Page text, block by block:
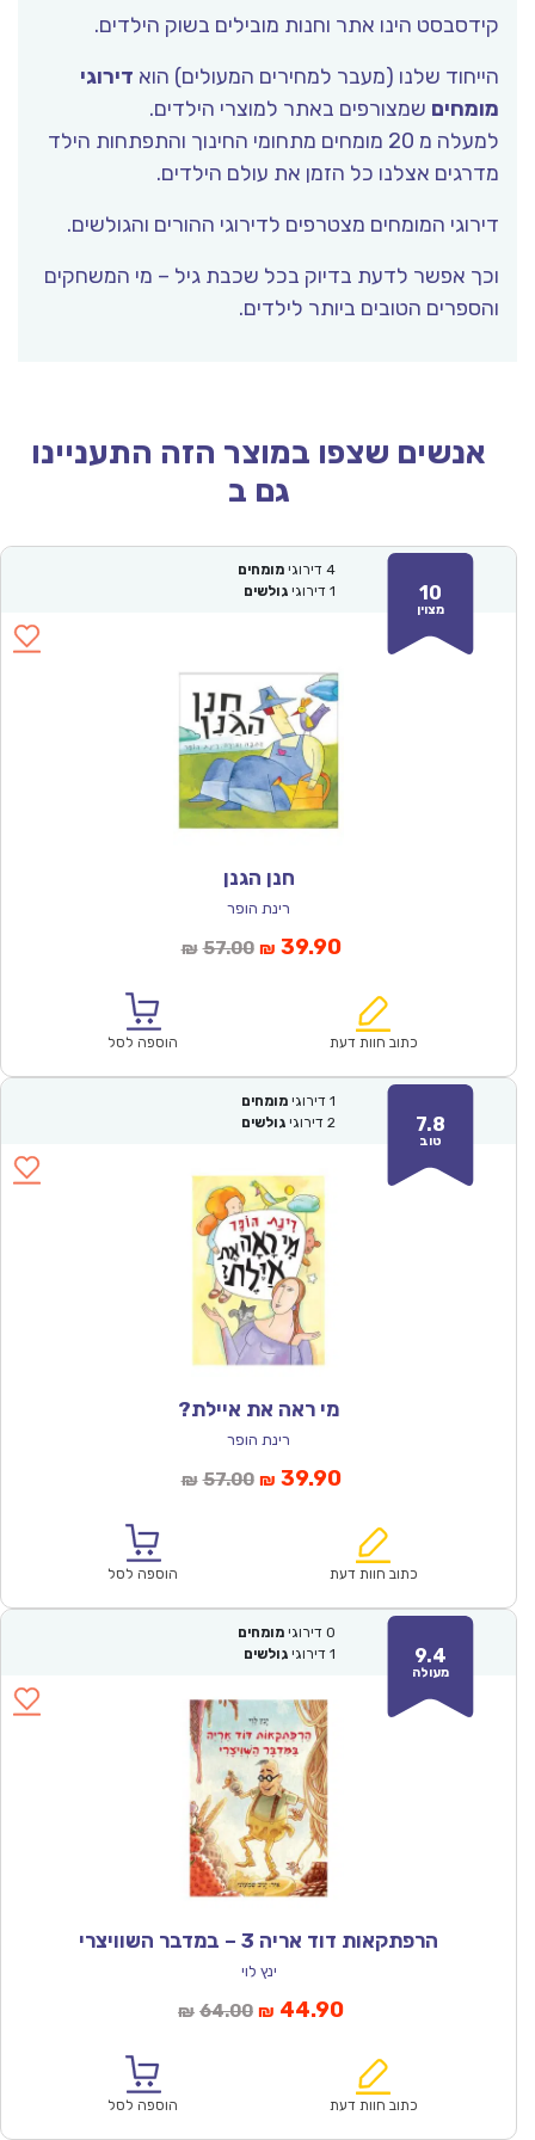
קידסבסט הינו אתר וחנות מובילים בשוק הילדים.
הייחוד שלנו (מעבר למחירים המעולים) הוא דירוגי
מומחים שמצורפים באתר למוצרי הילדים.
למעלה מ 20 מומחים מתחומי החינוך והתפתחות הילד
מדרגים אצלנו כל הזמן את עולם הילדים.
דירוגי המומחים מצטרפים לדירוגי ההורים והגולשים.
וכך אפשר לדעת בדיוק בכל שכבת גיל – מי המשחקים
והספרים הטובים ביותר לילדים.
אנשים שצפו במוצר הזה התעניינו
גם ב
10
מצוין
4 דירוגי מומחים
1 דירוגי גולשים
חנן הגנן
רינת הופר
₪ 57.00המחיר
₪57.00.
₪ 39.90המחיר
הוא:
כתוב חוות דעת הוספה לסל
7.8
טוב
1 דירוגי מומחים
2 דירוגי גולשים
מי ראה את איילת?
רינת הופר
₪ 57.00המחיר
₪57.00.
₪ 39.90המחיר
הוא:
כתוב חוות דעת הוספה לסל
9.4
מעולה
0 דירוגי מומחים
1 דירוגי גולשים
הרפתקאות דוד אריה 3 – במדבר השוויצרי
ינץ לוי
₪ 64.00המחיר
₪64.00.
₪ 44.90המחיר
הוא:
כתוב חוות דעת הוספה לסל